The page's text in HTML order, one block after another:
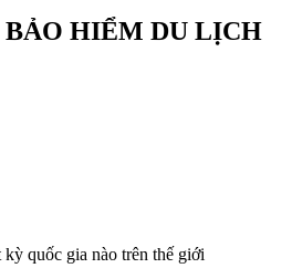
BẢO HIỂM DU LỊCH
quốc gia nào trên thế giới